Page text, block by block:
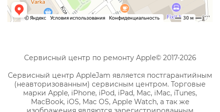
Сервисный центр по ремонту Apple© 2017-2026
Сервисный центр AppleJam является постгарантийным
(неавторизованным) сервисным центром. Торговые
марки Apple, iPhone, iPod, iPad, Mac, iMac, iTunes,
MacBook, iOS, Mac OS, Apple Watch, а так же